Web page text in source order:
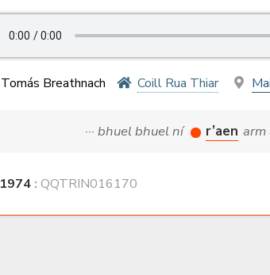
Tomás Breathnach Coill Rua Thiar
··· bhuel bhuel ní r’aen arm
1974 : QQTRIN016170